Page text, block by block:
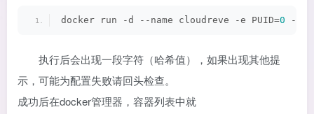
docker run -d --name cloudreve -e PUID=0 -e
执行后会出现一段字符（哈希值），如果出现其他提
示，可能为配置失败请回头检查。
成功后在docker管理器，容器列表中就